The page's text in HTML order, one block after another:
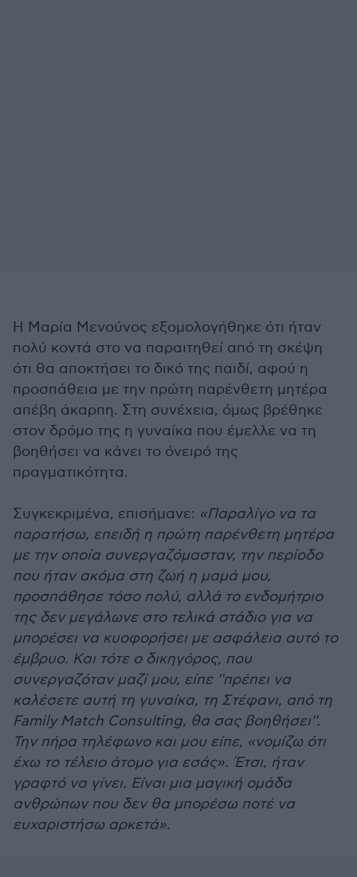
Η Μαρία Μενούνος εξομολογήθηκε ότι ήταν
πολύ κοντά στο να παραιτηθεί από τη σκέψη
ότι θα αποκτήσει το δικό της παιδί, αφού η
προσπάθεια με την πρώτη παρένθετη μητέρα
απέβη άκαρπη. Στη συνέχεια, όμως βρέθηκε
στον δρόμο της η γυναίκα που έμελλε να τη
βοηθήσει να κάνει το όνειρό της
πραγματικότητα.
Συγκεκριμένα, επισήμανε: «Παραλίγο να τα
παρατήσω, επειδή η πρώτη παρένθετη μητέρα
με την οποία συνεργαζόμασταν, την περίοδο
που ήταν ακόμα στη ζωή η μαμά μου,
προσπάθησε τόσο πολύ, αλλά το ενδομήτριο
της δεν μεγάλωνε στο τελικά στάδιο για να
μπορέσει να κυοφορήσει με ασφάλεια αυτό το
έμβρυο. Και τότε ο δικηγόρος, που
συνεργαζόταν μαζί μου, είπε ''πρέπει να
καλέσετε αυτή τη γυναίκα, τη Στέφανι, από τη
Family Match Consulting, θα σας βοηθήσει''.
Την πήρα τηλέφωνο και μου είπε, «νομίζω ότι
έχω το τέλειο άτομο για εσάς». Έτσι, ήταν
γραφτό να γίνει. Είναι μια μαγική ομάδα
ανθρώπων που δεν θα μπορέσω ποτέ να
ευχαριστήσω αρκετά».